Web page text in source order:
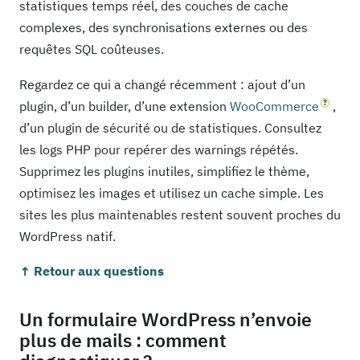
statistiques temps réel, des couches de cache
complexes, des synchronisations externes ou des
requêtes SQL coûteuses.
Regardez ce qui a changé récemment : ajout d’un
plugin, d’un builder, d’une extension WooCommerce
,
d’un plugin de sécurité ou de statistiques. Consultez
les logs PHP pour repérer des warnings répétés.
Supprimez les plugins inutiles, simplifiez le thème,
optimisez les images et utilisez un cache simple. Les
sites les plus maintenables restent souvent proches du
WordPress natif.
↑ Retour aux questions
Un formulaire WordPress n’envoie
plus de mails : comment